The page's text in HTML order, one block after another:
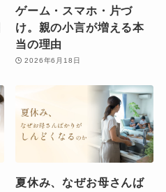
ゲーム・スマホ・片づ
け。親の小言が増える本
当の理由
2026年6月18日
夏休み、なぜお母さんば